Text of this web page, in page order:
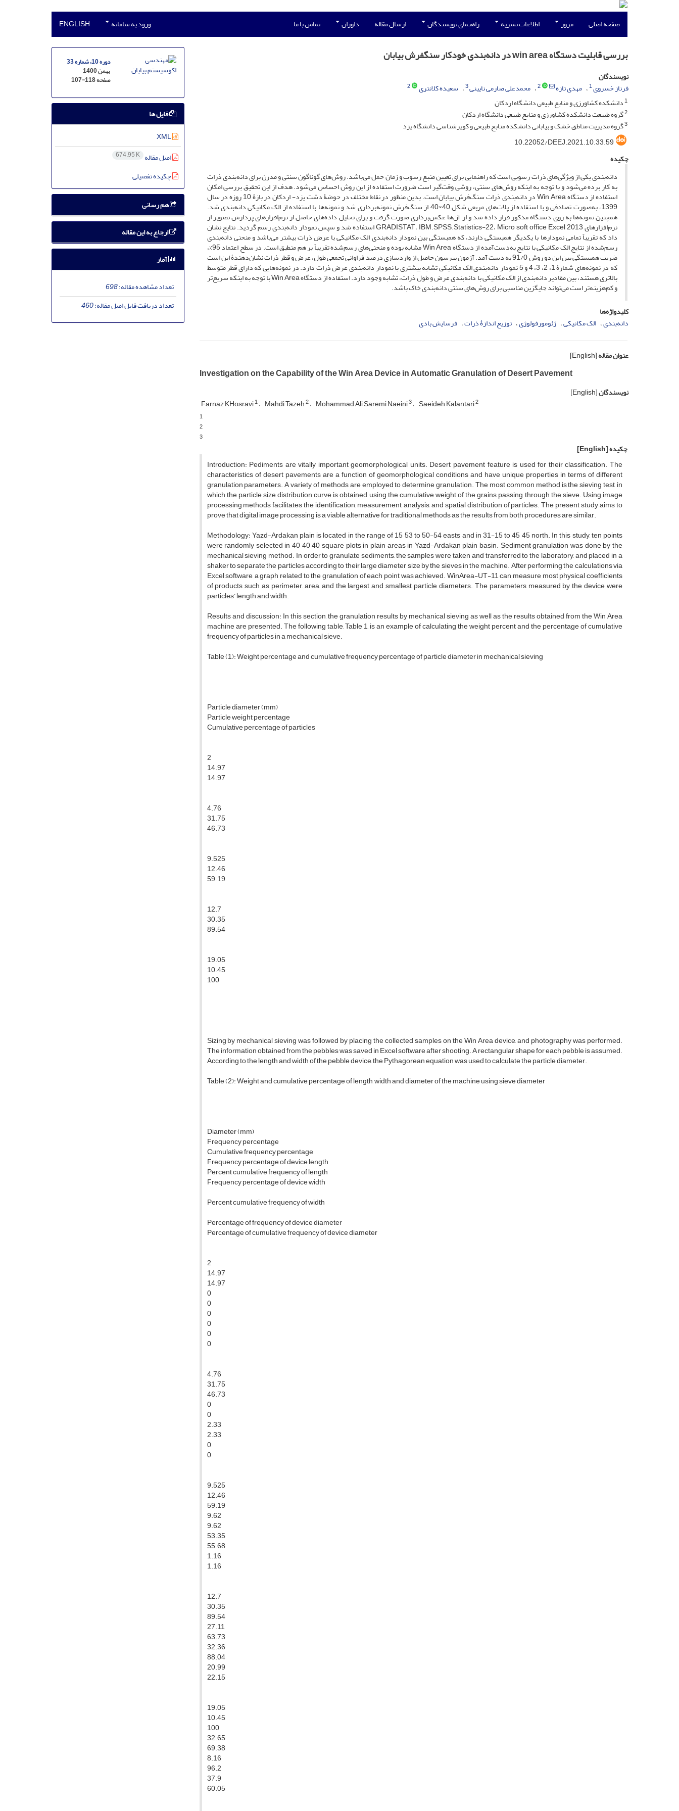
صفحه اصلی مرور اطلاعات نشریه راهنمای نویسندگان ارسال مقاله داوران تماس با ما ورود به سامانه ENGLISH
بررسی قابلیت دستگاه win area در دانه‌بندی خودکار سنگفرش بیابان
نویسندگان
فرناز خسروی1 مهدی تازه 2 محمدعلی صارمی نایینی3 سعیده کلانتری
2
1دانشکده کشاورزی و منابع طبیعی دانشگاه اردکان
2گروه طبیعت دانشکده کشاورزی و منابع طبیعی دانشگاه اردکان
3گروه مدیریت مناطق خشک و بیابانی دانشکده منابع طبیعی و کویر‌شناسی دانشگاه یزد
‎10.22052/DEEJ.2021.10.33.59
چکیده
دانه‌بندی یکی از ویژگی‌های ذرات رسوبی است که راهنمایی برای تعیین منبع رسوب و زمان حمل می‌باشد. روش‌های گوناگون سنتی و مدرن برای دانه‌بندی ذرات
به کار برده می‌شود و با توجه به اینکه روش‌های سنتی، روشی وقت‌گیر است ضرورت استفاده از این روش احساس می‌شود. هدف از این تحقیق بررسی امکان
استفاده از دستگاه Win Area در دانه‌بندی ذرات سنگ‌فرش بیابان است. بدین منظور در نقاط مختلف در حوضۀ دشت یزد- اردکان در بازۀ 10 روزه در سال
1399، به‌صورت تصادفی و با استفاده از پلات‌های مربعی شکل 40×40 از سنگ‌فرش نمونه‌برداری شد و نمونه‌ها با استفاده از الک مکانیکی دانه‌بندی شد.
همچنین نمونه‌ها به روی دستگاه مذکور قرار داده شد و از آن‌ها عکس‌برداری صورت گرفت و برای تحلیل داده‌های حاصل از نرم‌افزار‌های پردازش تصویر از
نرم‌افزارهای GRADISTAT، IBM.SPSS.Statistics-22، Micro soft office Excel 2013 استفاده شد و سپس نمودار دانه‌بندی رسم گردید. نتایج نشان
داد که تقریباً تمامی نمودارها با یکدیگر همبستگی دارند، که همبستگی بین نمودار دانه‌بندی الک مکانیکی با عرض ذرات بیشتر می‌باشد و منحنی دانه‌بندی
رسم‌شده از نتایج الک مکانیکی با نتایج به‌دست‌آمده از دستگاه Win Area مشابه بوده و منحنی‌های رسم‌شده تقریباً بر هم منطبق است. در سطح اعتماد 95%،
ضریب همبستگی بین این دو روش 91/0 به دست آمد. آزمون پیرسون حاصل از وارد‌سازی درصد فراوانی تجمعی طول، عرض و قطر ذرات نشان‌دهندۀ این است
که در نمونه‌های شمارۀ 1، 2، 3، 4 و 5 نمودار دانه‌بندی الک مکانیکی تشابه بیشتری با نمودار دانه‌بندی عرض ذرات دارد. در نمونه‌هایی که دارای قطر متوسط
بالاتری هستند، بین مقادیر دانه‌بندی از الک مکانیکی با دانه‌بندی عرض و طول ذرات، تشابه وجود دارد. استفاده از دستگاه Win Area با توجه به اینکه سریع‌تر
و کم‌هزینه‌تر است می‌تواند جایگزین مناسبی برای روش‌های سنتی دانه‌بندی خاک باشد.
کلیدواژه‌ها
دانه‌بندی الک مکانیکی ژئومورفولوژی توزیع اندازۀ ذرات فرسایش بادی
عنوان مقاله[English]
Investigation on the Capability of the Win Area Device in Automatic Granulation of Desert Pavement
نویسندگان[English]
Farnaz KHosravi1 Mahdi Tazeh2 Mohammad Ali Saremi Naeini3 Saeideh Kalantari2
1
2
3
چکیده[English]
Introduction: Pediments are vitally important geomorphological units. Desert pavement feature is used for their classification. The
characteristics of desert pavements are a function of geomorphological conditions and have unique properties in terms of different
granulation parameters. A variety of methods are employed to determine granulation. The most common method is the sieving test, in
which the particle size distribution curve is obtained using the cumulative weight of the grains passing through the sieve. Using image
processing methods facilitates the identification, measurement, analysis, and spatial distribution of particles. The present study aims to
prove that digital image processing is a viable alternative for traditional methods as the results from both procedures are similar.
Methodology: Yazd-Ardakan plain is located in the range of 15 53 to 50-54 easts and in 31-15 to 45 45 north. In this study, ten points
were randomly selected in 40 40 40 square plots in plain areas in Yazd-Ardakan plain basin. Sediment granulation was done by the
mechanical sieving method. In order to granulate sediments, the samples were taken and transferred to the laboratory, and placed in a
shaker to separate the particles according to their large diameter size by the sieves in the machine. After performing the calculations via
Excel software, a graph related to the granulation of each point was achieved. WinArea-UT-11 can measure most physical coefficients
of products such as perimeter, area, and the largest and smallest particle diameters. The parameters measured by the device were
particles’ length and width.
Results and discussion: In this section, the granulation results by mechanical sieving as well as the results obtained from the Win Area
machine are presented. The following table, Table 1, is an example of calculating the weight percent and the percentage of cumulative
frequency of particles in a mechanical sieve.
Table (1): Weight percentage and cumulative frequency percentage of particle diameter in mechanical sieving
Particle diameter (mm)
Particle weight percentage
Cumulative percentage of particles
2
14.97
14.97
4.76
31.75
46.73
9.525
12.46
59.19
12.7
30.35
89.54
19.05
10.45
100
Sizing by mechanical sieving was followed by placing the collected samples on the Win Area device, and photography was performed.
The information obtained from the pebbles was saved in Excel software after shooting. A rectangular shape for each pebble is assumed.
According to the length and width of the pebble device, the Pythagorean equation was used to calculate the particle diameter.
Table (2): Weight and cumulative percentage of length, width and diameter of the machine using sieve diameter
Diameter (mm)
Frequency percentage
Cumulative frequency percentage
Frequency percentage of device length
Percent cumulative frequency of length
Frequency percentage of device width
Percent cumulative frequency of width
Percentage of frequency of device diameter
Percentage of cumulative frequency of device diameter
2
14.97
14.97
0
0
0
0
0
0
4.76
31.75
46.73
0
0
2.33
2.33
0
0
9.525
12.46
59.19
9.62
9.62
53.35
55.68
1.16
1.16
12.7
30.35
89.54
27.11
63.73
32.36
88.04
20.99
22.15
19.05
10.45
100
32.65
69.38
8.16
96.2
37.9
60.05
دوره 10، شماره 33
بهمن 1400
صفحه107-118
فایل ها
XML
اصل مقاله 674.95 K
چکیده تفصیلی
هم رسانی
ارجاع به این مقاله
آمار
تعداد مشاهده مقاله:698
تعداد دریافت فایل اصل مقاله:460